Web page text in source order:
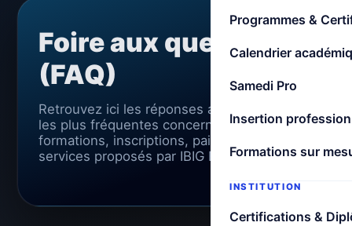
Programmes &
Calendrier
Samedi Pro
Insertion
Formations sur
INSTITUTION
Certifications &
Foire aux questions
(FAQ)
Retrouvez ici les réponses aux questions
les plus fréquentes concernant les
formations, inscriptions, paiements et
services proposés par IBIG EDUFORM.